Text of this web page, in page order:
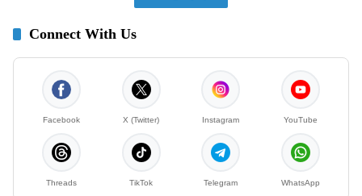
Connect With Us
Facebook X (Twitter) Instagram YouTube
Threads TikTok Telegram WhatsApp